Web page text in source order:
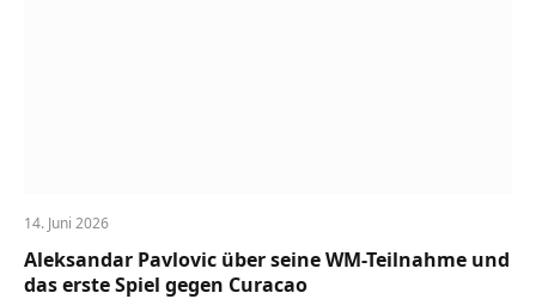
14. Juni 2026
Aleksandar Pavlovic über seine WM-Teilnahme und
das erste Spiel gegen Curacao